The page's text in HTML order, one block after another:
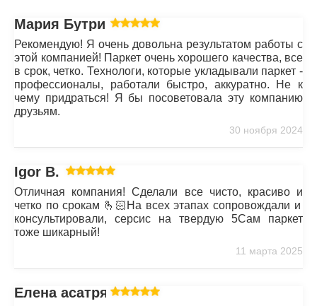
Мария Бутрим
Рекомендую! Я очень довольна результатом работы с
этой компанией! Паркет очень хорошего качества, все
в срок, четко. Технологи, которые укладывали паркет -
профессионалы, работали быстро, аккуратно. Не к
чему придраться! Я бы посоветовала эту компанию
друзьям.
30 ноября 2024
Igor B.
Отличная компания! Сделали все чисто, красиво и
четко по срокам 🫰🏻На всех этапах сопровождали и
консультировали, серсис на твердую 5Сам паркет
тоже шикарный!
11 марта 2025
Елена асатрян